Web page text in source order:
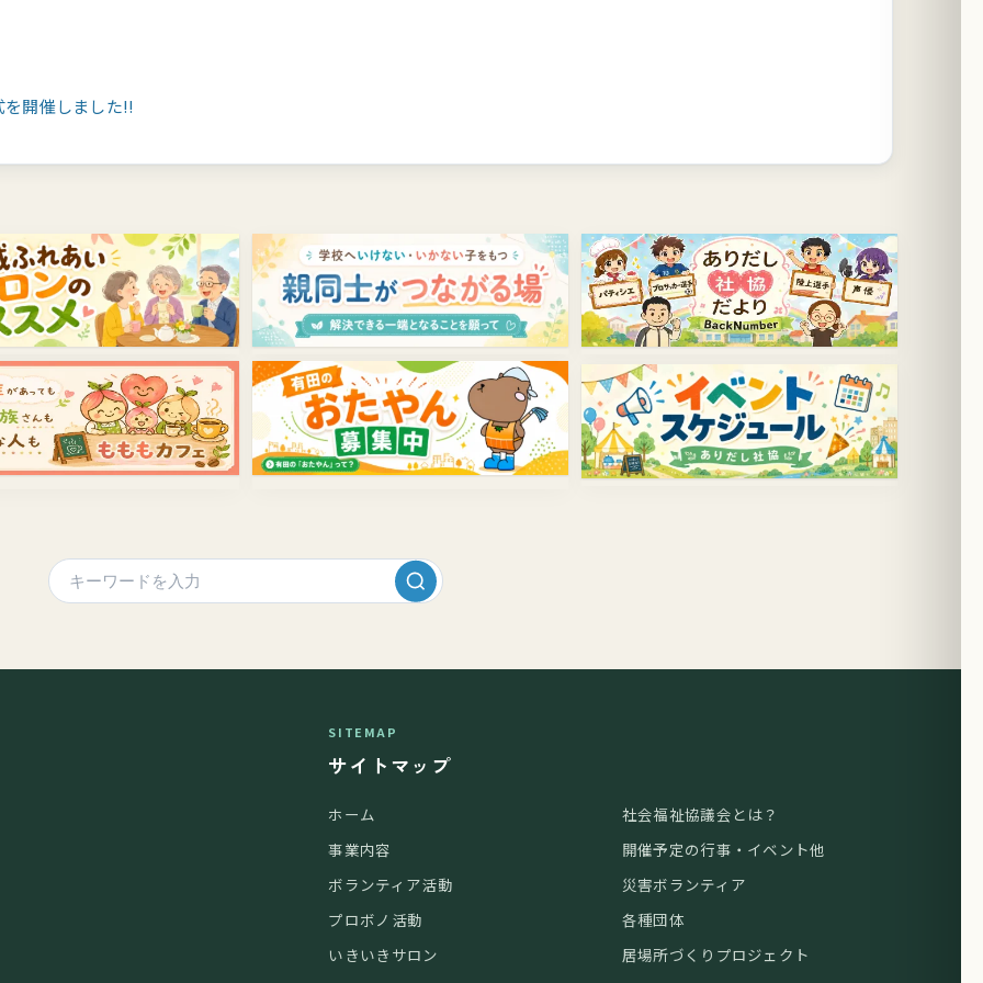
開催しました!!
SITEMAP
サイトマップ
ホーム
社会福祉協議会とは？
事業内容
開催予定の行事・イベント他
ボランティア活動
災害ボランティア
プロボノ活動
各種団体
いきいきサロン
居場所づくりプロジェクト